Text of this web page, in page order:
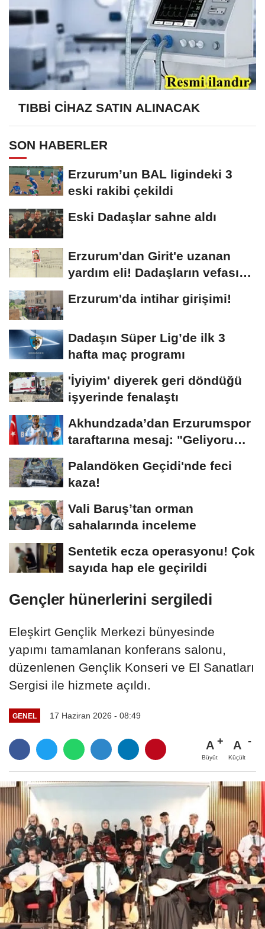
TIBBİ CİHAZ SATIN ALINACAK
SON HABERLER
Erzurum’un BAL ligindeki 3
eski rakibi çekildi
Eski Dadaşlar sahne aldı
Erzurum'dan Girit'e uzanan
yardım eli! Dadaşların vefası
Erzurum'da intihar girişimi!
Dadaşın Süper Lig’de ilk 3
hafta maç programı
'İyiyim' diyerek geri döndüğü
işyerinde fenalaştı
Akhundzada’dan Erzurumspor
taraftarına mesaj: "Geliyorum
Palandöken Geçidi'nde feci
kaza!
Vali Baruş’tan orman
sahalarında inceleme
Sentetik ecza operasyonu! Çok
sayıda hap ele geçirildi
Gençler hünerlerini sergiledi
Eleşkirt Gençlik Merkezi bünyesinde
yapımı tamamlanan konferans salonu,
düzenlenen Gençlik Konseri ve El Sanatları
Sergisi ile hizmete açıldı.
GENEL 17 Haziran 2026 - 08:49
A
Büyüt
A
Küçült